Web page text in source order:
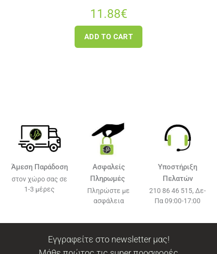
11.88€
ADD TO CART
Άμεση Παράδοση
στον χώρο σας σε
1-3 μέρες
Ασφαλείς
Πληρωμές
Πληρώστε με
ασφάλεια
Υποστήριξη
Πελατών
210 86 46 515, Δε-
Πα 09:00-17:00
Εγγραφείτε στο newsletter μας!